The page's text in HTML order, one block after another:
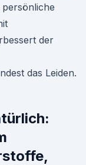
der
das Leiden.